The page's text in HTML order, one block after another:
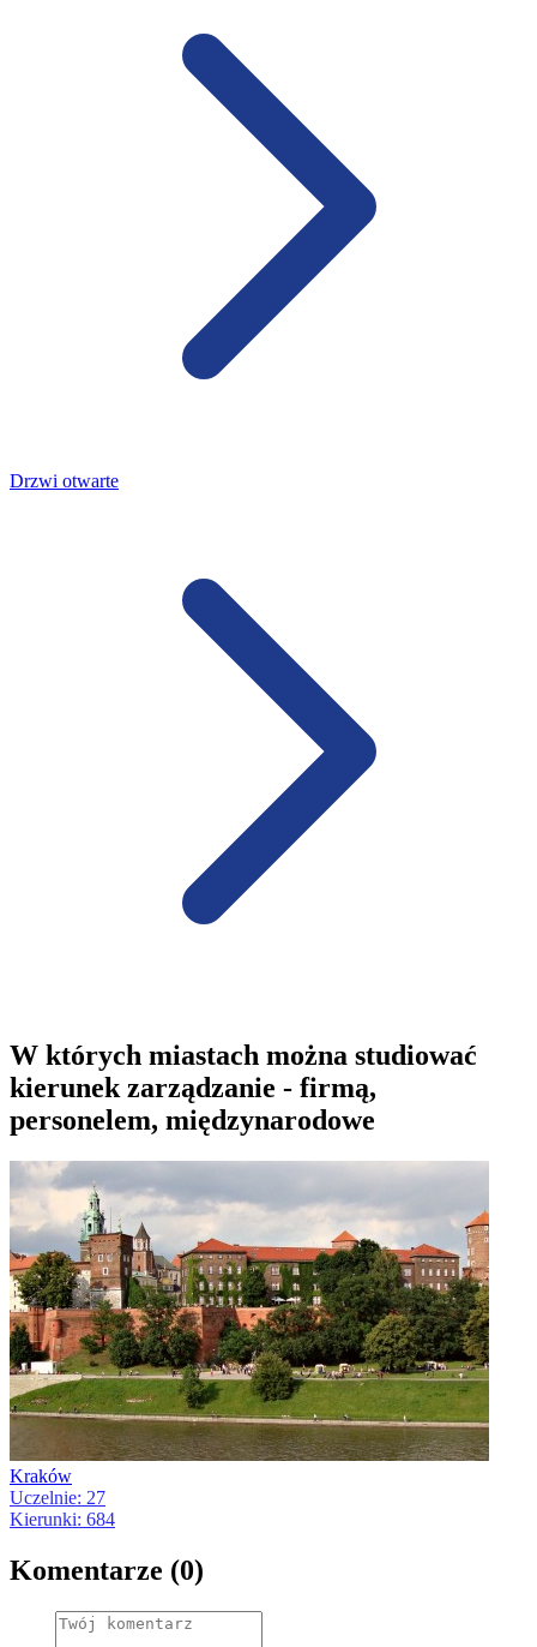
Drzwi otwarte
W których miastach można studiować
kierunek zarządzanie - firmą,
personelem, międzynarodowe
Kraków
Uczelnie: 27
Kierunki: 684
Komentarze (0)